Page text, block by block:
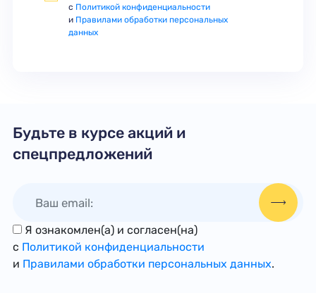
с Политикой конфиденциальности
и Правилами обработки персональных
данных
Будьте в курсе акций и
спецпредложений
Я ознакомлен(а) и согласен(на)
с Политикой конфиденциальности
и Правилами обработки персональных данных.